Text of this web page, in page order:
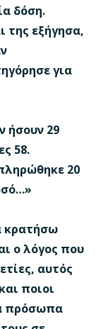
δόση.
της εξήγησα,
για
ήσουν 29
58.
20
κρατήσω
ο λόγος που
αυτός
ποιοι
πρόσωπα